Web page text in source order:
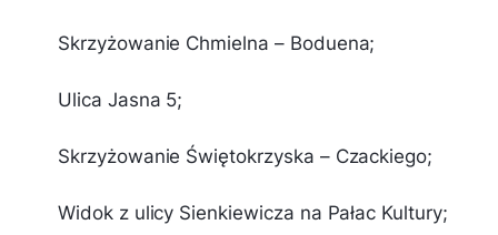
Skrzyżowanie Chmielna – Boduena;
Ulica Jasna 5;
Skrzyżowanie Świętokrzyska – Czackiego;
Widok z ulicy Sienkiewicza na Pałac Kultury;